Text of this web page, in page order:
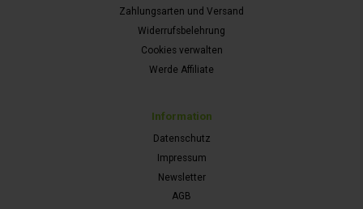
Zahlungsarten und Versand
Widerrufsbelehrung
Cookies verwalten
Werde Affiliate
Information
Datenschutz
Impressum
Newsletter
AGB